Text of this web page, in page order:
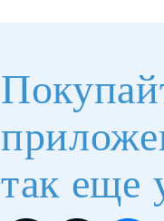
так еще